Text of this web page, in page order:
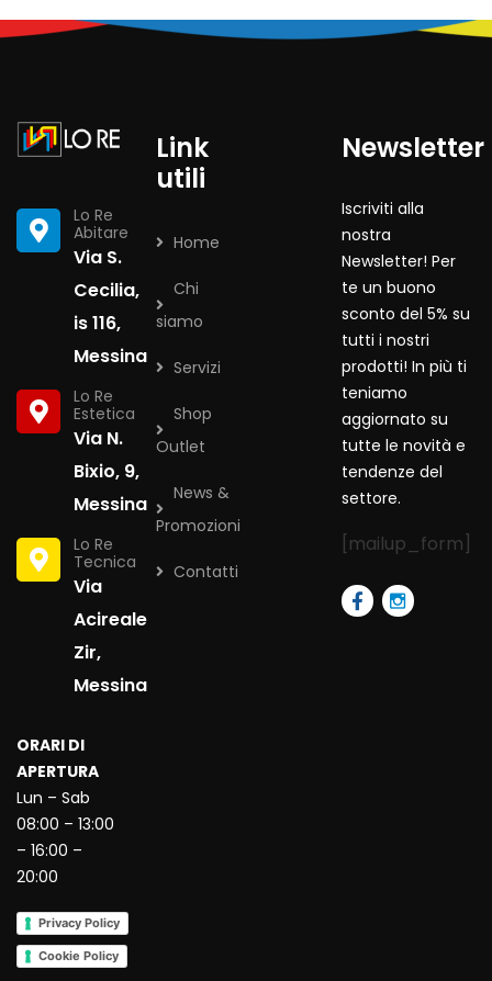
Lo Re
Abitare
Via S.
Cecilia,
is 116,
Messina
Lo Re
Estetica
Via N.
Bixio, 9,
Messina
Lo Re
Tecnica
Via
Acireale
Zir,
Messina
ORARI DI
APERTURA
Lun – Sab
08:00 – 13:00
– 16:00 –
20:00
Privacy Policy
Cookie Policy
Link
utili
Home
Chi
siamo
Servizi
Shop
Outlet
News &
Promozioni
Contatti
Newsletter
Iscriviti alla
nostra
Newsletter! Per
te un buono
sconto del 5% su
tutti i nostri
prodotti! In più ti
teniamo
aggiornato su
tutte le novità e
tendenze del
settore.
[mailup_form]